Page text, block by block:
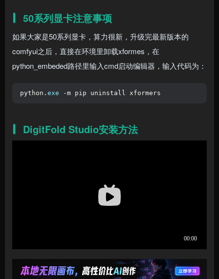
50系列显卡注意事项
如果大家是50系列显卡，算力很新，升级完最新版本的
comfyui之后，直接在环境里卸载xformes，在
python_embeded路径里输入cmd启动编辑器，输入代码为：
python. exe -m pip uninstall xformers
DigitFold Studio安装方法